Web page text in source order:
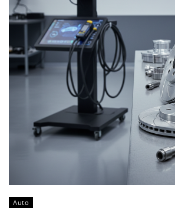
Auto